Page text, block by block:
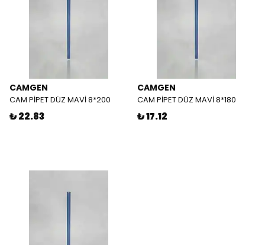
CAMGEN
CAM PİPET DÜZ MAVİ 8*200
₺ 22.83
CAMGEN
CAM PİPET DÜZ MAVİ 8*180
₺ 17.12